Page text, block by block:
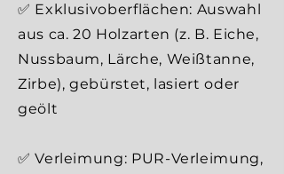
✅ Exklusivoberflächen: Auswahl
aus ca. 20 Holzarten (z. B. Eiche,
Nussbaum, Lärche, Weißtanne,
Zirbe), gebürstet, lasiert oder
geölt
✅ Verleimung: PUR-Verleimung,